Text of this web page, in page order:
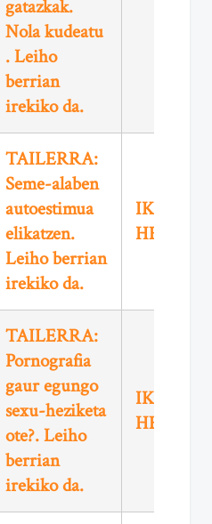
gatazkak.
Nola kudeatu
. Leiho
berrian
irekiko da.
TAILERRA:
Seme-alaben
autoestimua
elikatzen.
Leiho berrian
irekiko da.
IKUSI
HEMEN
TAILERRA:
Pornografia
gaur egungo
sexu-heziketa
ote?. Leiho
berrian
irekiko da.
IKUSI
HEMEN